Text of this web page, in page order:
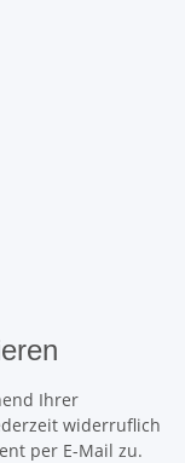
Ihrer
widerruflich
per E-Mail zu.